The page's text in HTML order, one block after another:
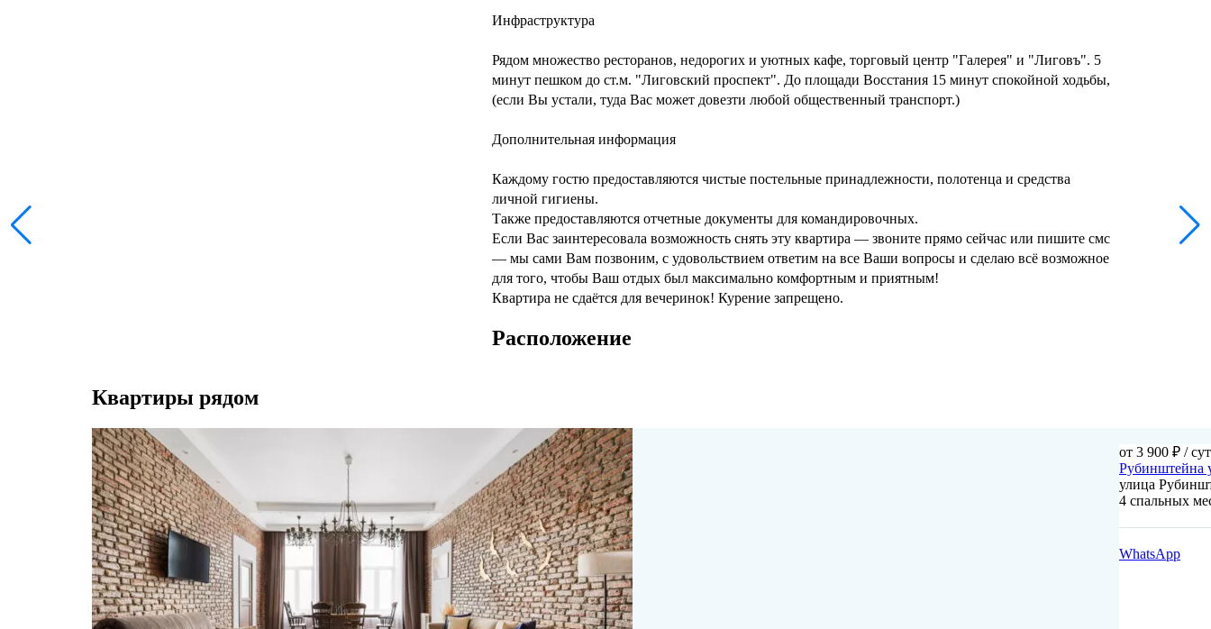
Инфраструктура
Рядом множество ресторанов, недорогих и уютных кафе, торговый центр "Галерея" и "Лиговъ". 5
минут пешком до ст.м. "Лиговский проспект". До площади Восстания 15 минут спокойной ходьбы,
(если Вы устали, туда Вас может довезти любой общественный транспорт.)
Дополнительная информация
Каждому гостю предоставляются чистые постельные принадлежности, полотенца и средства
личной гигиены.
Также предоставляются отчетные документы для командировочных.
Если Вас заинтересовала возможность снять эту квартира — звоните прямо сейчас или пишите смс
— мы сами Вам позвоним, с удовольствием ответим на все Ваши вопросы и сделаю всё возможное
для того, чтобы Ваш отдых был максимально комфортным и приятным!
Квартира не сдаётся для вечеринок! Курение запрещено.
Расположение
Квартиры рядом
от 3 900 ₽ /
Рубинштейна
улица
4 спальных
WhatsApp